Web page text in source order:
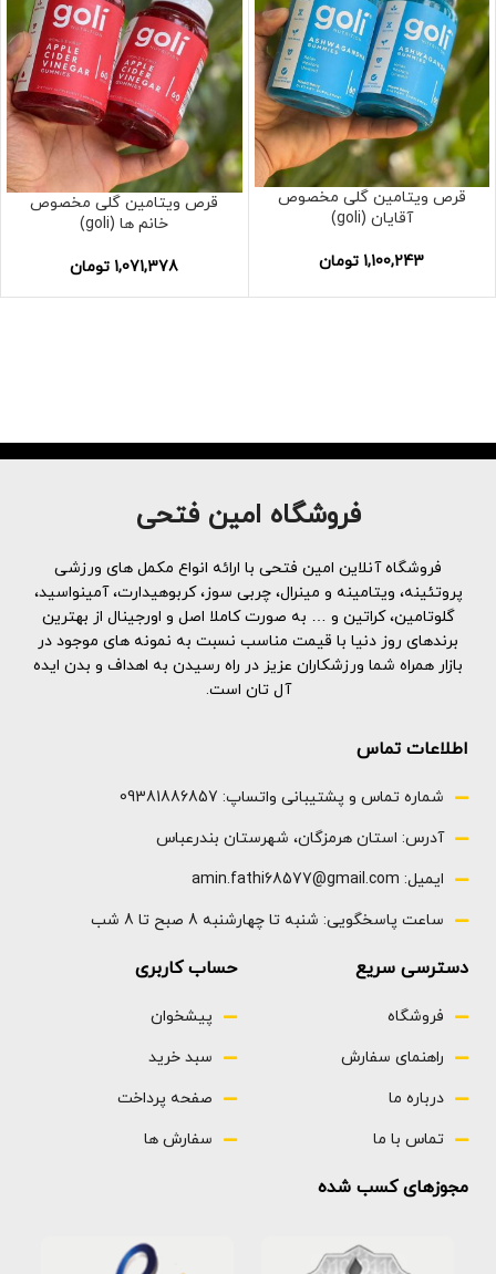
قرص ویتامین گلی مخصوص
آقایان (goli)
1,100,243 تومان
قرص ویتامین گلی مخصوص
خانم ها (goli)
1,071,378 تومان
فروشگاه امین فتحی
فروشگاه آنلاین امین فتحی با ارائه انواع مکمل های ورزشی
پروتئینه، ویتامینه و مینرال، چربی سوز، کربوهیدارت، آمینواسید،
گلوتامین، کراتین و … به صورت کاملا اصل و اورجینال از بهترین
برندهای روز دنیا با قیمت مناسب نسبت به نمونه های موجود در
بازار همراه شما ورزشکاران عزیز در راه رسیدن به اهداف و بدن ایده
آل تان است.
اطلاعات تماس
شماره تماس و پشتیبانی واتساپ: 09381886857
آدرس: استان هرمزگان، شهرستان بندرعباس
ایمیل: amin.fathi68577@gmail.com
ساعت پاسخگویی: شنبه تا چهارشنبه 8 صبح تا 8 شب
دسترسی سریع
فروشگاه
راهنمای سفارش
درباره ما
تماس با ما
حساب کاربری
پیشخوان
سبد خرید
صفحه پرداخت
سفارش ها
مجوزهای کسب شده